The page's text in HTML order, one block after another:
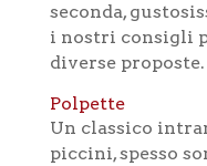
seconda,
i nostri consigli
diverse proposte.
Polpette
Un classico
piccini, spesso